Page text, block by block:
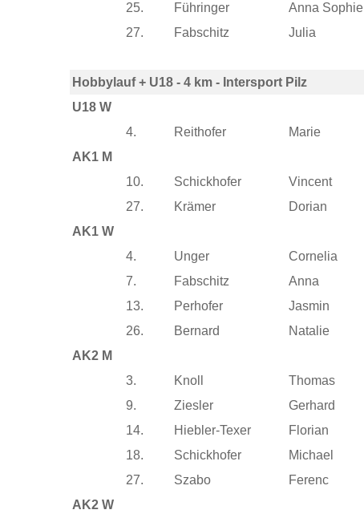
25.
Führinger Anna Sophie
27.
Fabschitz Julia
Hobbylauf + U18 - 4 km - Intersport Pilz
U18 W
4.
Reithofer Marie
AK1 M
10.
Schickhofer Vincent
27.
Krämer Dorian
AK1 W
4.
Unger Cornelia
7.
Fabschitz Anna
13.
Perhofer Jasmin
26.
Bernard Natalie
AK2 M
3.
Knoll Thomas
9.
Ziesler Gerhard
14.
Hiebler-Texer Florian
18.
Schickhofer Michael
27.
Szabo Ferenc
AK2 W